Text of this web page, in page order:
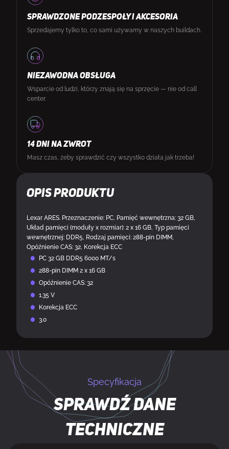
Opis produktu
Lexar ARES. Przeznaczenie: PC, Pamięć wewnętrzna: 32 GB,
Układ pamięci (moduły x rozmiar): 2 x 16 GB, Typ pamięci
wewnętrznej: DDR5, Rodzaj pamięci: 288-pin DIMM,
Opóźnienie CAS: 32, Korekcja ECC
PC 32 GB DDR5 6000 MT/s
288-pin DIMM 2 x 16 GB
Opóźnienie CAS: 32
1.35 V
Korekcja ECC
3.0
SPRAWDZONE PODZESPOŁY I AKCESORIA
Sprzedajemy tylko to, co sami używamy w naszych buildach.
NIEZAWODNA OBSŁUGA
Wsparcie od ludzi, którzy znają się na sprzęcie — nie od call
center.
14 DNI NA ZWROT
Masz czas, żeby sprawdzić czy wszystko działa jak trzeba!
Specyfikacja
Sprawdź dane
techniczne